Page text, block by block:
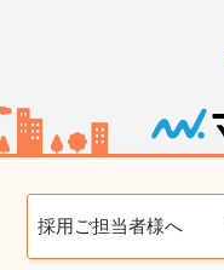
採用ご担当者様へ